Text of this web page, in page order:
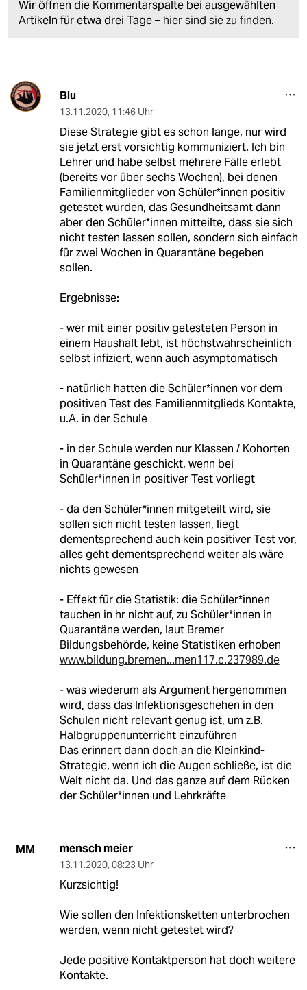
Wir öffnen die Kommentarspalte bei ausgewählten
Artikeln für etwa drei Tage – hier sind sie zu finden.
Blu
13.11.2020, 11:46 Uhr
Diese Strategie gibt es schon lange, nur wird
sie jetzt erst vorsichtig kommuniziert. Ich bin
Lehrer und habe selbst mehrere Fälle erlebt
(bereits vor über sechs Wochen), bei denen
Familienmitglieder von Schüler*innen positiv
getestet wurden, das Gesundheitsamt dann
aber den Schüler*innen mitteilte, dass sie sich
nicht testen lassen sollen, sondern sich einfach
für zwei Wochen in Quarantäne begeben
sollen.
Ergebnisse:
- wer mit einer positiv getesteten Person in
einem Haushalt lebt, ist höchstwahrscheinlich
selbst infiziert, wenn auch asymptomatisch
- natürlich hatten die Schüler*innen vor dem
positiven Test des Familienmitglieds Kontakte,
u.A. in der Schule
- in der Schule werden nur Klassen / Kohorten
in Quarantäne geschickt, wenn bei
Schüler*innen in positiver Test vorliegt
- da den Schüler*innen mitgeteilt wird, sie
sollen sich nicht testen lassen, liegt
dementsprechend auch kein positiver Test vor,
alles geht dementsprechend weiter als wäre
nichts gewesen
- Effekt für die Statistik: die Schüler*innen
tauchen in hr nicht auf, zu Schüler*innen in
Quarantäne werden, laut Bremer
Bildungsbehörde, keine Statistiken erhoben
www.bildung.bremen...men117.c.237989.de
- was wiederum als Argument hergenommen
wird, dass das Infektionsgeschehen in den
Schulen nicht relevant genug ist, um z.B.
Halbgruppenunterricht einzuführen
Das erinnert dann doch an die Kleinkind-
Strategie, wenn ich die Augen schließe, ist die
Welt nicht da. Und das ganze auf dem Rücken
der Schüler*innen und Lehrkräfte
MM mensch meier
13.11.2020, 08:23 Uhr
Kurzsichtig!
Wie sollen den Infektionsketten unterbrochen
werden, wenn nicht getestet wird?
Jede positive Kontaktperson hat doch weitere
Kontakte.